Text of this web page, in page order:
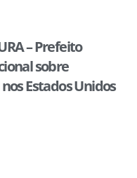
– Prefeito
sobre
Estados Unidos